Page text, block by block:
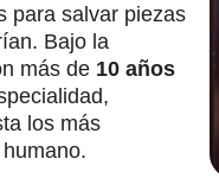
para salvar piezas
Bajo la
más de 10 años
los más